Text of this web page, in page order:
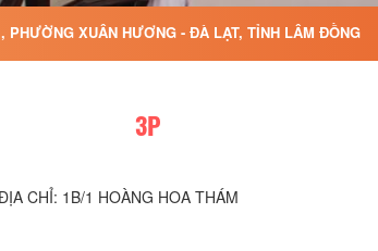
PHƯỜNG XUÂN HƯƠNG - ĐÀ LẠT, TỈNH LÂM ĐỒNG
3P
CHỈ: 1B/1 HOÀNG HOA THÁM